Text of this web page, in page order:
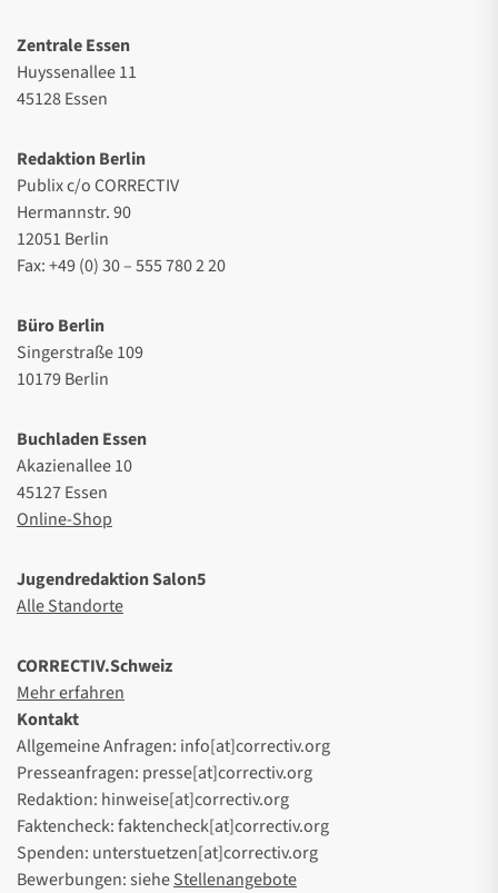
Zentrale Essen
Huyssenallee 11
45128 Essen
Redaktion Berlin
Publix c/o CORRECTIV
Hermannstr. 90
12051 Berlin
Fax: +49 (0) 30 – 555 780 2 20
Büro Berlin
Singerstraße 109
10179 Berlin
Buchladen Essen
Akazienallee 10
45127 Essen
Online-Shop
Jugendredaktion Salon5
Alle Standorte
CORRECTIV.Schweiz
Mehr erfahren
Kontakt
Allgemeine Anfragen: info[at]correctiv.org
Presseanfragen: presse[at]correctiv.org
Redaktion: hinweise[at]correctiv.org
Faktencheck: faktencheck[at]correctiv.org
Spenden: unterstuetzen[at]correctiv.org
Bewerbungen: sieheStellenangebote